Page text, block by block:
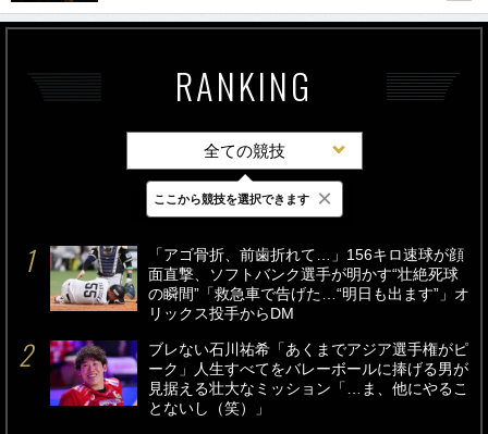
RANKING
全ての競技
最新 24時間 週間
「アゴ骨折、前歯折れて…」156キロ速球が顔
面直撃、ソフトバンク選手が明かす“壮絶死球
の瞬間”「救急車で告げた…“明日も出ます”」オ
リックス投手からDM
ブレない石川祐希「あくまでアジア選手権がピ
ーク」人生すべてをバレーボールに捧げる男が
見据える壮大なミッション「…ま、他にやるこ
とないし（笑）」
ここから競技を選択できます ×